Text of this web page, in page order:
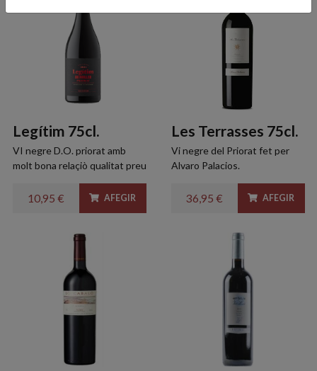
Legítim 75cl.
VI negre D.O. priorat amb
molt bona relaçiò qualitat preu
10,95 € AFEGIR
Les Terrasses 75cl.
Vi negre del Priorat fet per
Alvaro Palacios.
36,95 € AFEGIR